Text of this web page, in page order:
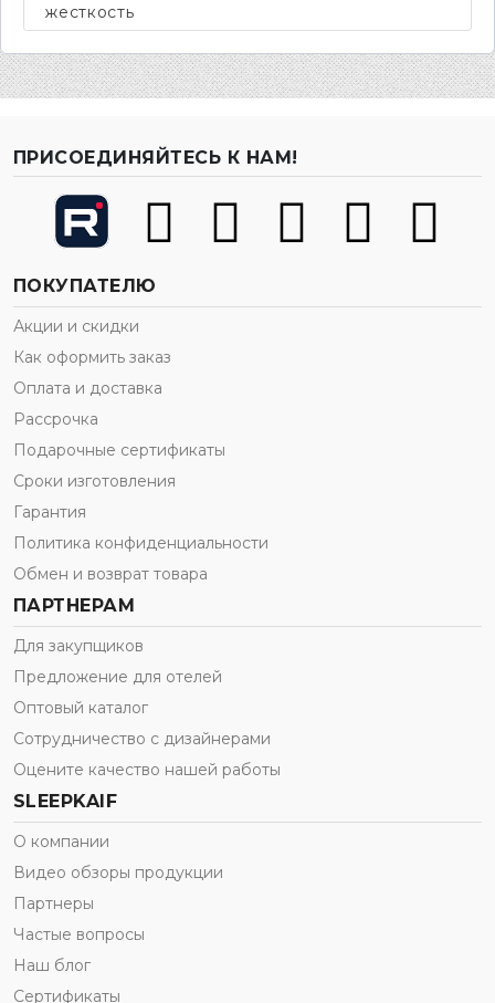
жесткость
ПРИСОЕДИНЯЙТЕСЬ К НАМ!
ПОКУПАТЕЛЮ
Акции и скидки
Как оформить заказ
Оплата и доставка
Рассрочка
Подарочные сертификаты
Сроки изготовления
Гарантия
Политика конфиденциальности
Обмен и возврат товара
ПАРТНЕРАМ
Для закупщиков
Предложение для отелей
Оптовый каталог
Сотрудничество с дизайнерами
Оцените качество нашей работы
SLEEPKAIF
О компании
Видео обзоры продукции
Партнеры
Частые вопросы
Наш блог
Сертификаты